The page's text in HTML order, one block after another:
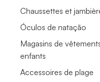
Chaussettes et
Óculos de natação
Magasins de
enfants
Accessoires de plage